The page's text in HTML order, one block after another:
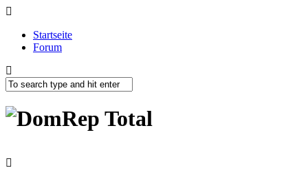
Startseite
Forum